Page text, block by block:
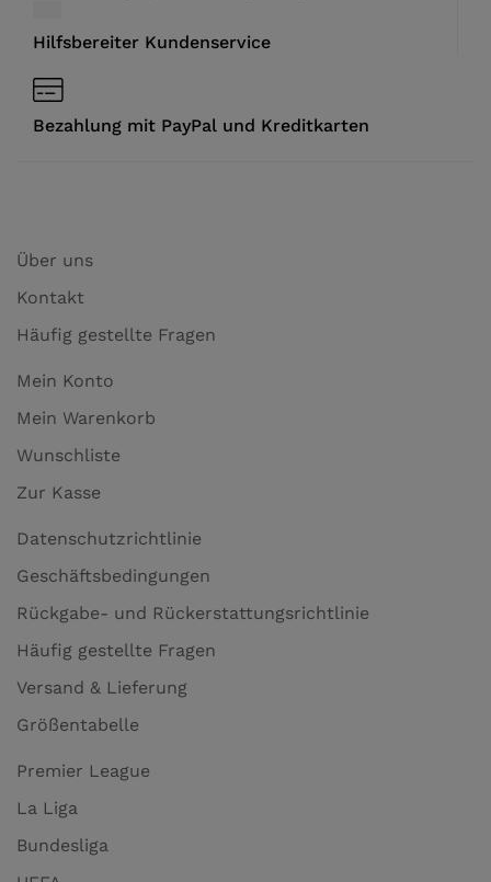
Hilfsbereiter Kundenservice
Bezahlung mit PayPal und Kreditkarten
Über uns
Kontakt
Häufig gestellte Fragen
Mein Konto
Mein Warenkorb
Wunschliste
Zur Kasse
Datenschutzrichtlinie
Geschäftsbedingungen
Rückgabe- und Rückerstattungsrichtlinie
Häufig gestellte Fragen
Versand & Lieferung
Größentabelle
Premier League
La Liga
Bundesliga